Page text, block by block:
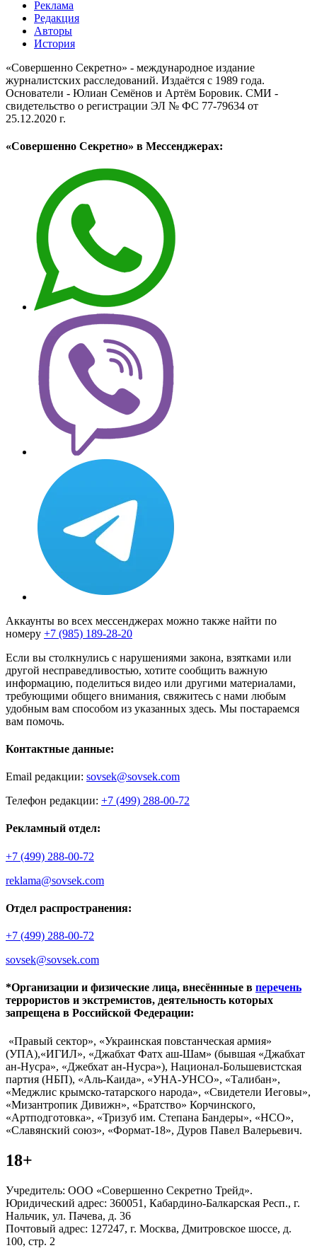
Реклама
Редакция
Авторы
История
«Совершенно Секретно» - международное издание
журналистских расследований. Издаётся с 1989 года.
Основатели - Юлиан Семёнов и Артём Боровик. CМИ -
свидетельство о регистрации ЭЛ № ФС 77-79634 от
25.12.2020 г.
«Совершенно Секретно» в Мессенджерах:
Аккаунты во всех мессенджерах можно также найти по
номеру +7 (985) 189-28-20
Если вы столкнулись с нарушениями закона, взятками или
другой несправедливостью, хотите сообщить важную
информацию, поделиться видео или другими материалами,
требующими общего внимания, свяжитесь с нами любым
удобным вам способом из указанных здесь. Мы постараемся
вам помочь.
Контактные данные:
Email редакции: sovsek@sovsek.com
Телефон редакции: +7 (499) 288-00-72
Рекламный отдел:
+7 (499) 288-00-72
reklama@sovsek.com
Отдел распространения:
+7 (499) 288-00-72
sovsek@sovsek.com
*Организации и физические лица, внесённные в перечень
террористов и экстремистов, деятельность которых
запрещена в Российской Федерации:
«Правый сектор», «Украинская повстанческая армия»
(УПА),«ИГИЛ», «Джабхат Фатх аш-Шам» (бывшая «Джабхат
ан-Нусра», «Джебхат ан-Нусра»), Национал-Большевистская
партия (НБП), «Аль-Каида», «УНА-УНСО», «Талибан»,
«Меджлис крымско-татарского народа», «Свидетели Иеговы»,
«Мизантропик Дивижн», «Братство» Корчинского,
«Артподготовка», «Тризуб им. Степана Бандеры», «НСО»,
«Славянский союз», «Формат-18», Дуров Павел Валерьевич.
18+
Учредитель: ООО «Совершенно Секретно Трейд».
Юридический адрес: 360051, Кабардино-Балкарская Респ., г.
Нальчик, ул. Пачева, д. 36
Почтовый адрес: 127247, г. Москва, Дмитровское шоссе, д.
100, стр. 2